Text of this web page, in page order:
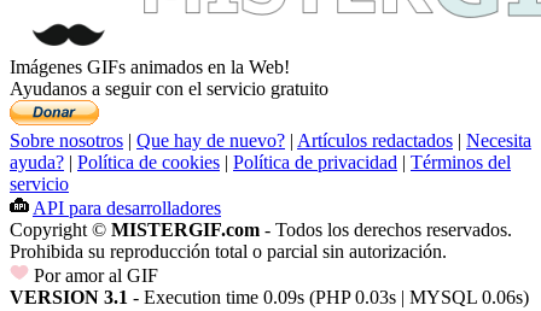
Imágenes GIFs animados en la Web!
Ayudanos a seguir con el servicio gratuito
Sobre nosotros | Que hay de nuevo? | Artículos redactados | Necesita
ayuda? | Política de cookies | Política de privacidad | Términos del
servicio
API para desarrolladores
Copyright © MISTERGIF.com - Todos los derechos reservados.
Prohibida su reproducción total o parcial sin autorización.
Por amor al GIF
VERSION 3.1 - Execution time 0.09s (PHP 0.03s | MYSQL 0.06s)